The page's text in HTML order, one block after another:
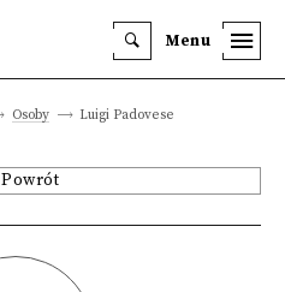
Menu
Osoby Luigi Padovese
Powrót